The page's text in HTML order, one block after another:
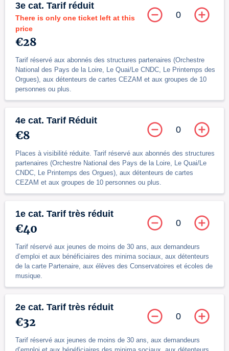
3e cat. Tarif réduit
There is only one ticket left at this
price
€28
Tarif réservé aux abonnés des structures partenaires (Orchestre
National des Pays de la Loire, Le Quai/Le CNDC, Le Printemps des
Orgues), aux détenteurs de cartes CEZAM et aux groupes de 10
personnes ou plus.
0
4e cat. Tarif Réduit
€8
Places à visibilité réduite. Tarif réservé aux abonnés des structures
partenaires (Orchestre National des Pays de la Loire, Le Quai/Le
CNDC, Le Printemps des Orgues), aux détenteurs de cartes
CEZAM et aux groupes de 10 personnes ou plus.
0
1e cat. Tarif très réduit
€40
Tarif réservé aux jeunes de moins de 30 ans, aux demandeurs
d’emploi et aux bénéficiaires des minima sociaux, aux détenteurs
de la carte Partenaire, aux élèves des Conservatoires et écoles de
musique.
0
2e cat. Tarif très réduit
€32
Tarif réservé aux jeunes de moins de 30 ans, aux demandeurs
0